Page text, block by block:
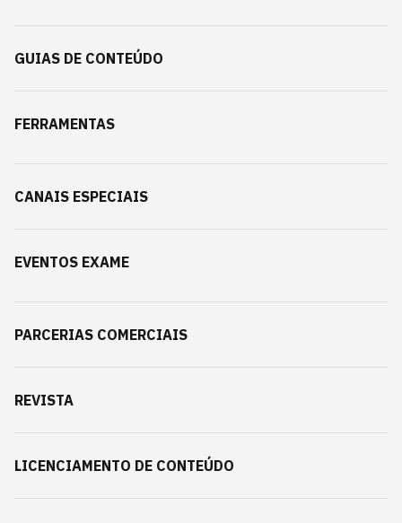
GUIAS DE CONTEÚDO
FERRAMENTAS
CANAIS ESPECIAIS
EVENTOS EXAME
PARCERIAS COMERCIAIS
REVISTA
LICENCIAMENTO DE CONTEÚDO